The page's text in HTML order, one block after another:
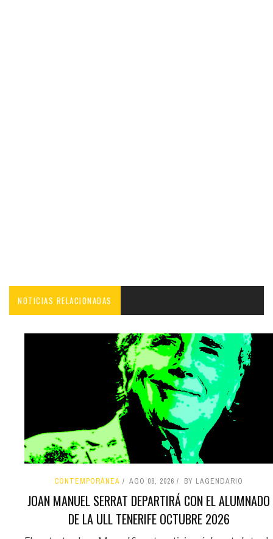
NOTICIAS RELACIONADAS
CONTEMPORÁNEA AGO 08, 2026 BY LAGENDARIO
JOAN MANUEL SERRAT DEPARTIRÁ CON EL ALUMNADO
DE LA ULL TENERIFE OCTUBRE 2026